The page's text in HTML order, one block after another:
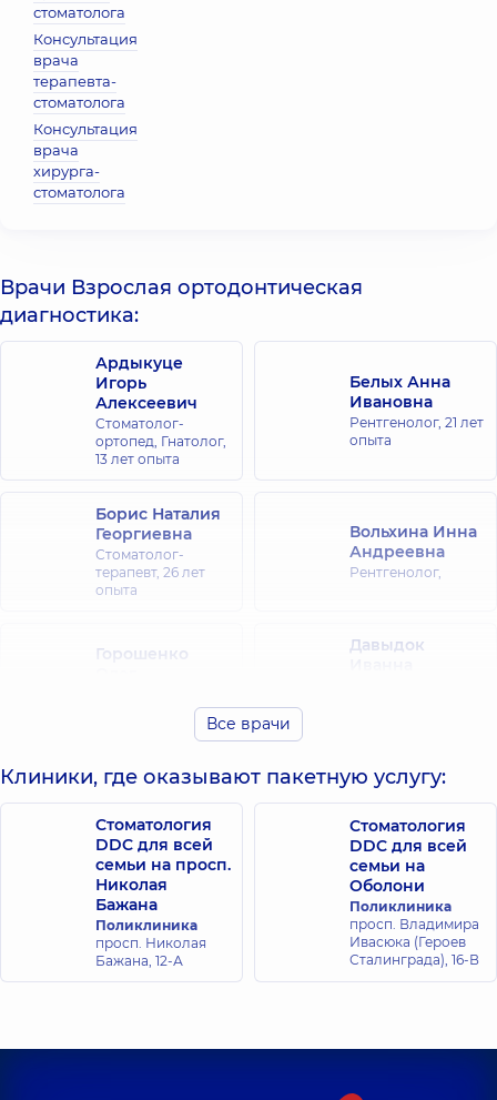
стоматолога
Консультация
врача
терапевта-
стоматолога
Консультация
врача
хирурга-
стоматолога
Врачи Взрослая ортодонтическая
диагностика:
Ардыкуце
Игорь
Алексеевич
Стоматолог-
ортопед, Гнатолог,
13 лет опыта
Белых Анна
Ивановна
Рентгенолог, 21 лет
опыта
Борис Наталия
Георгиевна
Стоматолог-
терапевт, 26 лет
опыта
Вольхина Инна
Андреевна
Рентгенолог,
Горошенко
17 лет
Давыдок
Елизавета
Сергеевна
Стоматолог
детский,20 лет
опыта
Олег
Николаевич
Стоматолог-
пародонтолог,
лет опыта
Ковбаснюк
Марина
Сергеевна
Корж Вита
Ивановна
Все врачи
Клиники, где оказывают пакетную услугу:
Стоматология
DDC для всей
семьи на просп.
Николая
Бажана
Поликлиника
просп. Николая
Бажана, 12-А
Стоматология
DDC для всей
семьи на
Оболони
Поликлиника
просп. Владимира
Ивасюка (Героев
Сталинграда), 16-В